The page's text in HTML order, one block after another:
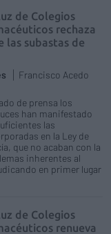
de Colegios
rechaza
las subastas de
Francisco Acedo
de prensa los
han manifestado
las
en la Ley de
que no acaban con la
inherentes al
en primer lugar
de Colegios
renueva